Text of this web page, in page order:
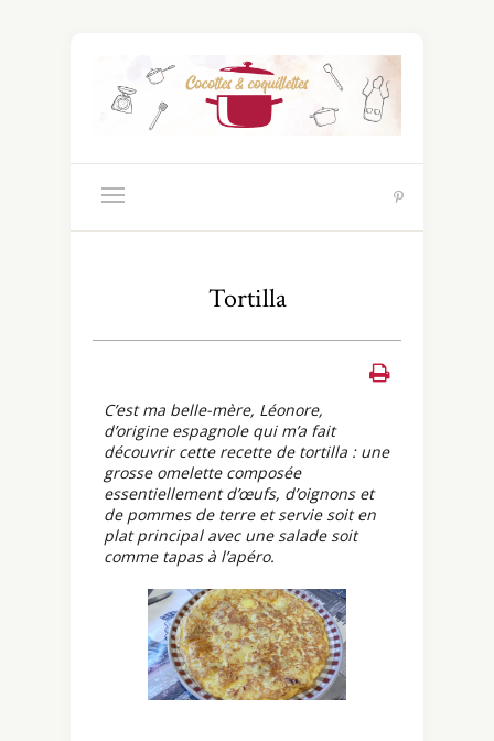
Tortilla
C’est ma belle-mère, Léonore,
d’origine espagnole qui m’a fait
découvrir cette recette de tortilla : une
grosse omelette composée
essentiellement d’œufs, d’oignons et
de pommes de terre et servie soit en
plat principal avec une salade soit
comme tapas à l’apéro.